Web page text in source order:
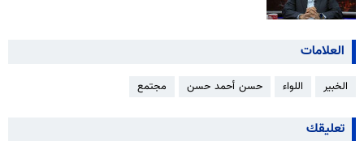
العلامات
الخبير اللواء حسن أحمد حسن مجتمع
تعليقك